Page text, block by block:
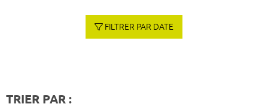
FILTRER PAR DATE
TRIER PAR :